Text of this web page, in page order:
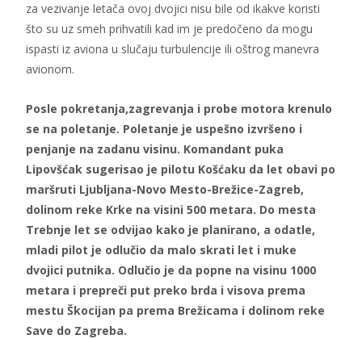
za vezivanje letača ovoj dvojici nisu bile od ikakve koristi
što su uz smeh prihvatili kad im je predočeno da mogu
ispasti iz aviona u slučaju turbulencije ili oštrog manevra
avionom.
Posle pokretanja,zagrevanja i probe motora krenulo
se na poletanje. Poletanje je uspešno izvršeno i
penjanje na zadanu visinu. Komandant puka
Lipovšćak sugerisao je pilotu Košćaku da let obavi po
maršruti Ljubljana-Novo Mesto-Brežice-Zagreb,
dolinom reke Krke na visini 500 metara. Do mesta
Trebnje let se odvijao kako je planirano, a odatle,
mladi pilot je odlučio da malo skrati let i muke
dvojici putnika. Odlučio je da popne na visinu 1000
metara i prepreči put preko brda i visova prema
mestu Škocijan pa prema Brežicama i dolinom reke
Save do Zagreba.